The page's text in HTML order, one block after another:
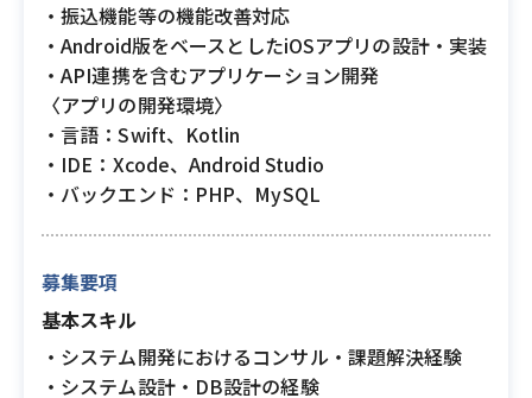
・振込機能等の機能改善対応
・Android版をベースとしたiOSアプリの設計・実装
・API連携を含むアプリケーション開発
〈アプリの開発環境〉
・言語：Swift、Kotlin
・IDE：Xcode、Android Studio
・バックエンド：PHP、MySQL
募集要項
基本スキル
・システム開発におけるコンサル・課題解決経験
・システム設計・DB設計の経験